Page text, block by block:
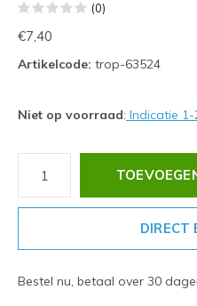
(0)
€7,40
Artikelcode: trop-63524
Niet op voorraad: Indicatie
DIRECT
Bestel nu, betaal over 30